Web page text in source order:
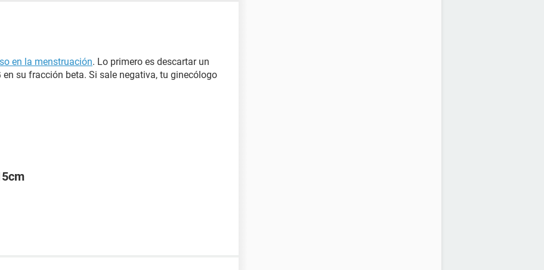
en la menstruación. Lo primero es descartar un
en su fracción beta. Si sale negativa, tu ginecólogo